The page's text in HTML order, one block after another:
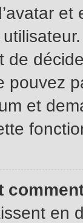
de
pouvez
et
en